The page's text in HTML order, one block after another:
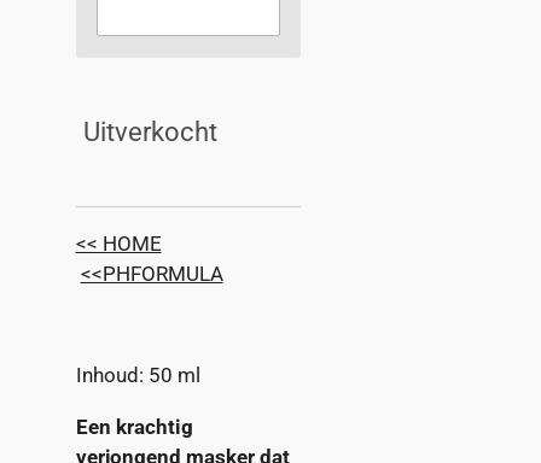
Uitverkocht
<< HOME
<<PHFORMULA
Inhoud: 50 ml
Een krachtig
verjongend masker dat